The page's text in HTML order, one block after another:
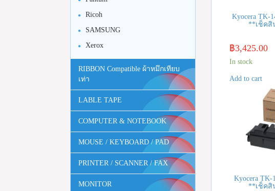
Kyocera TK-
**เช็คสิ
฿3,425.00
In stock
Add to cart
Kyocera
**เช็คสิ
Ricoh
SAMSUNG
Xerox
RIBBON Compatible ผ้าหมึกเทียบ
เท่า
LABLE TAPE
COMPUTER & NOTEBOOK
MOUSE / KEYBOARD / PAD
PRINTER / SCANNER / FAX
MONITOR